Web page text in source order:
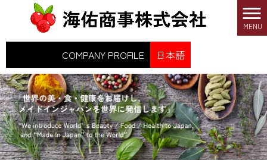
MENU
COMPANY PROFILE 日本語